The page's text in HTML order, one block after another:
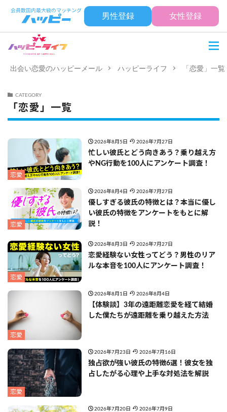
男性登録 女性登録
出会い恋愛のハッピーメール ハッピーライフ 「恋愛」一覧
CATEGORY
「恋愛」一覧
恋愛
2026年8月5日 2026年7月27日
忙しい彼氏とどう向きあう？乗り越え方
やNG行動を100人にアンケート調査！
恋愛
2026年8月4日 2026年7月27日
優しすぎる彼氏の特徴とは？本当に優し
い彼氏の特徴をアンケートをもとに解
説！
恋愛
2026年8月3日 2026年7月27日
恋愛経験ない女性ってどう？男性のリア
ルな本音を100人にアンケート調査！
恋愛
2026年8月1日 2026年8月4日
【体験談】3年の遠距離恋愛を経て結婚
した僕たちが遠距離を乗り越えた方法
恋愛
2026年7月23日 2026年7月16日
独占欲が強い彼氏の特徴6選！彼女を独
占したがる心理や上手な対処法を解説
2026年7月20日 2026年7月9日